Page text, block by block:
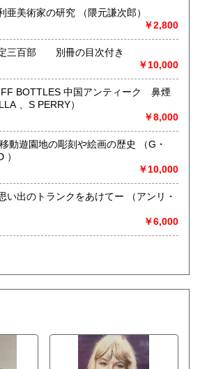
科学、美術工芸、近代文献、趣味、サ
般（その他）
明治初期来朝 伊太利亜美術家の研究 （隈元謙次郎）
￥2,800
三百部 別冊の目次付き
￥10,000
解説書 （LILLA 、S PERRY）
￥8,000
）
￥10,000
トランクをあけてー （アンリ・
￥6,000